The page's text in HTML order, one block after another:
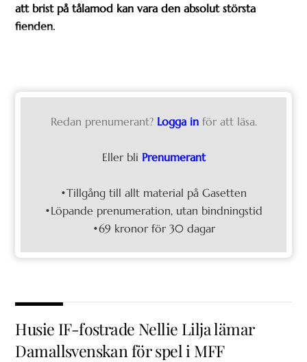
att brist på tålamod kan vara den absolut största
fienden.
Redan prenumerant? Logga in för att läsa.
Eller bli Prenumerant
•Tillgång till allt material på Gasetten
•Löpande prenumeration, utan bindningstid
•69 kronor för 30 dagar
Husie IF-fostrade Nellie Lilja lämar
Damallsvenskan för spel i MFF